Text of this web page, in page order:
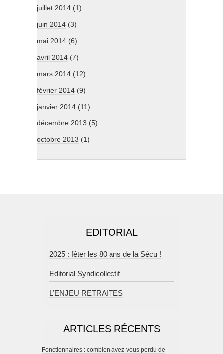
juillet 2014 (1)
juin 2014 (3)
mai 2014 (6)
avril 2014 (7)
mars 2014 (12)
février 2014 (9)
janvier 2014 (11)
décembre 2013 (5)
octobre 2013 (1)
EDITORIAL
2025 : fêter les 80 ans de la Sécu !
Editorial Syndicollectif
L’ENJEU RETRAITES
ARTICLES RÉCENTS
Fonctionnaires : combien avez-vous perdu de